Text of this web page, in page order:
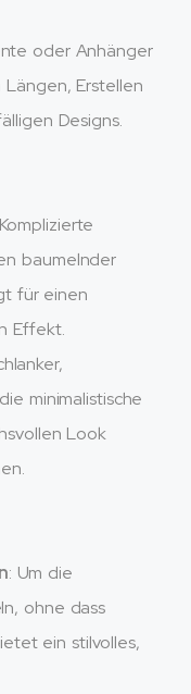
oder Anhänger
Erstellen
Designs.
baumelnder
für einen
Effekt.
minimalistische
Look
: Um die
ohne dass
ein stilvolles,